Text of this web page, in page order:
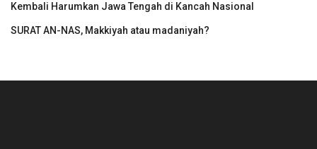
Kembali Harumkan Jawa Tengah di Kancah Nasional
SURAT AN-NAS, Makkiyah atau madaniyah?